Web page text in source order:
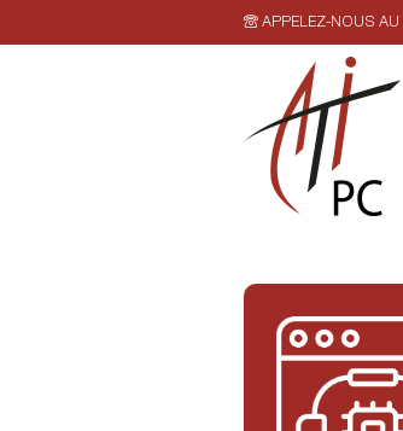
APPELEZ-NOUS AU